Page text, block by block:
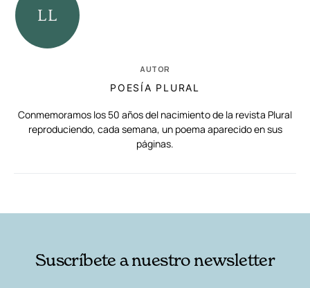
AUTOR
POESÍA PLURAL
Conmemoramos los 50 años del nacimiento de la revista Plural
reproduciendo, cada semana, un poema aparecido en sus
páginas.
Suscríbete a nuestro newsletter